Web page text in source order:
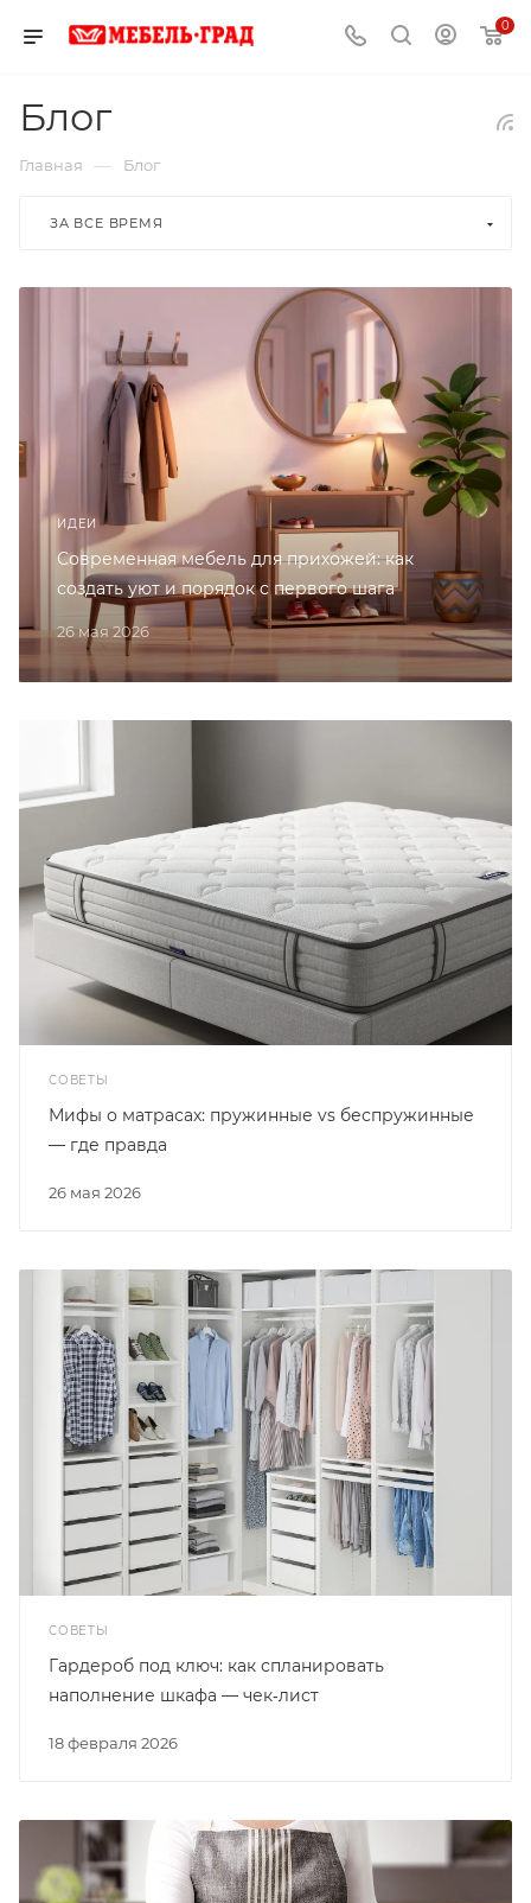
0
Блог
Главная — Блог
ЗА ВСЕ ВРЕМЯ
ИДЕИ
26 мая 2026
Современная мебель для прихожей: как
создать уют и порядок с первого шага
СОВЕТЫ
26 мая 2026
Мифы о матрасах: пружинные vs беспружинные
— где правда
СОВЕТЫ
18 февраля 2026
Гардероб под ключ: как спланировать
наполнение шкафа — чек‑лист